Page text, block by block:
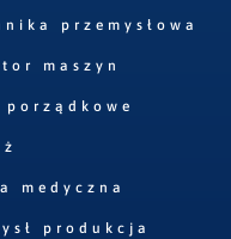
przemysłowa
maszyn
porządkowe
medyczna
produkcja